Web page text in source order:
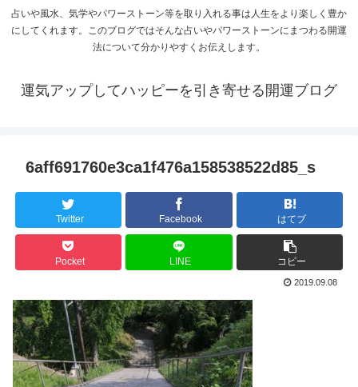
占いや風水、気学やパワーストーン等を取り入れる事は人生をより楽しく豊か
にしてくれます。このブログではそんな占いやパワーストーンにまつわる開運
法について分かりやすくお伝えします。
運気アップしてハッピーを引き寄せる開運ブログ
6aff691760e3ca1f476a158538522d85_s
Twitter Facebook はてブ
Pocket LINE コピー
2019.09.08